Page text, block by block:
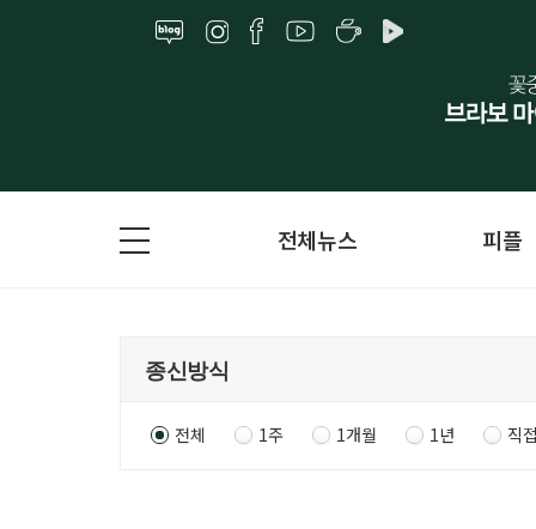
전체뉴스 피플
전체 1주 1개월 1년 직